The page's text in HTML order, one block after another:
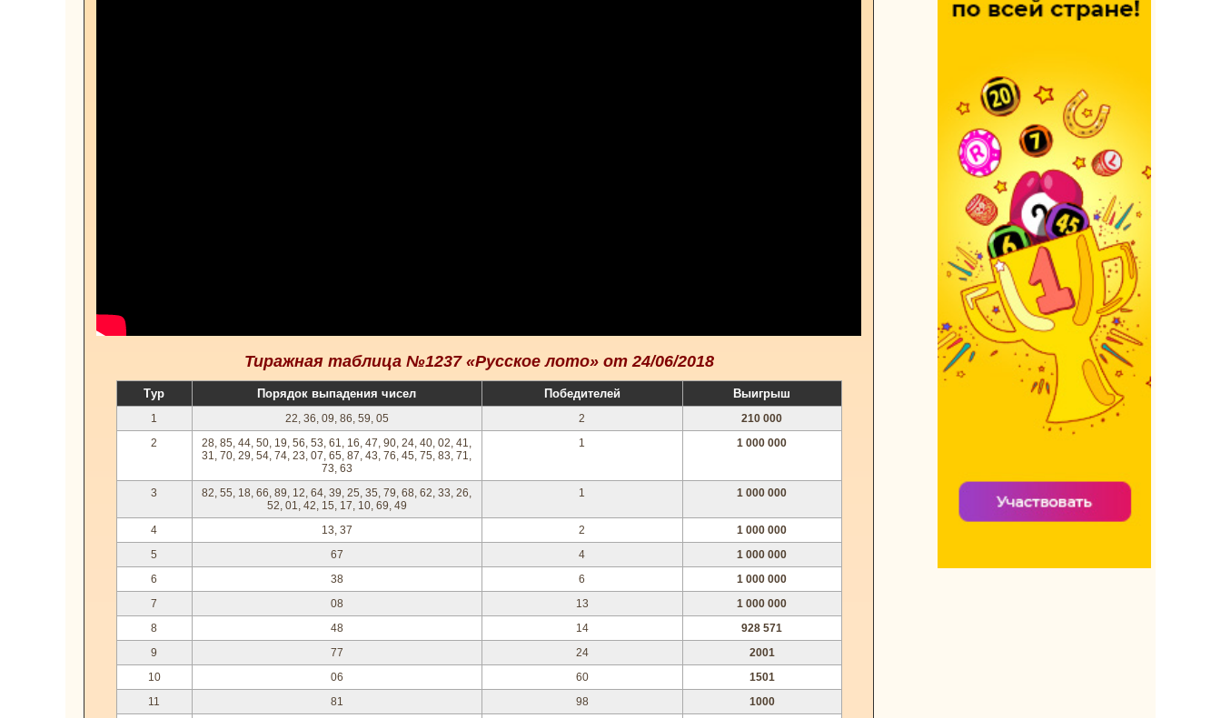
Тиражная таблица №1237 «Русское лото» от 24/06/2018
Тур Порядок выпадения чисел Победителей Выигрыш
1 22, 36, 09, 86, 59, 05 2
210 000
2
28, 85, 44, 50, 19, 56, 53, 61, 16, 47, 90, 24, 40, 02, 41,
31, 70, 29, 54, 74, 23, 07, 65, 87, 43, 76, 45, 75, 83, 71,
73, 63
1 1 000 000
3
82, 55, 18, 66, 89, 12, 64, 39, 25, 35, 79, 68, 62, 33, 26,
52, 01, 42, 15, 17, 10, 69, 49
1 1 000 000
4 13, 37 2
1 000 000
5
67 4
1 000 000
6
38 6
1 000 000
7
08 13
1 000 000
8
48 14
928 571
9
77 24
2001
10
06 60
1501
11
81 98
1000